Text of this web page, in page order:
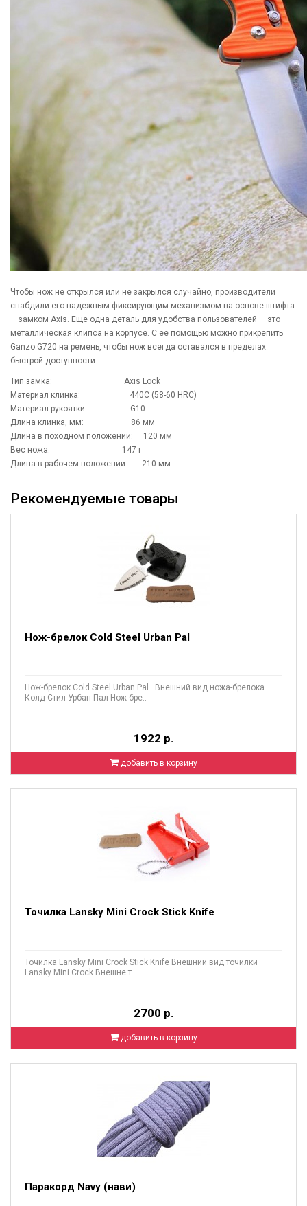
Чтобы нож не открылся или не закрылся случайно, производители
снабдили его надежным фиксирующим механизмом на основе штифта
— замком Axis. Еще одна деталь для удобства пользователей — это
металлическая клипса на корпусе. С ее помощью можно прикрепить
Ganzo G720 на ремень, чтобы нож всегда оставался в пределах
быстрой доступности.
Тип замка: Axis Lock
Материал клинка: 440C (58-60 HRC)
Материал рукоятки: G10
Длина клинка, мм: 86 мм
Длина в походном положении: 120 мм
Вес ножа: 147 г
Длина в рабочем положении: 210 мм
Рекомендуемые товары
Нож-брелок Cold Steel Urban Pal
Нож-брелок Cold Steel Urban Pal Внешний вид ножа-брелока
Колд Стил Урбан Пал Нож-бре..
1922 р.
добавить в корзину
Точилка Lansky Mini Crock Stick Knife
Точилка Lansky Mini Crock Stick Knife Внешний вид точилки
Lansky Mini Crock Внешне т..
2700 р.
добавить в корзину
Паракорд Navy (нави)